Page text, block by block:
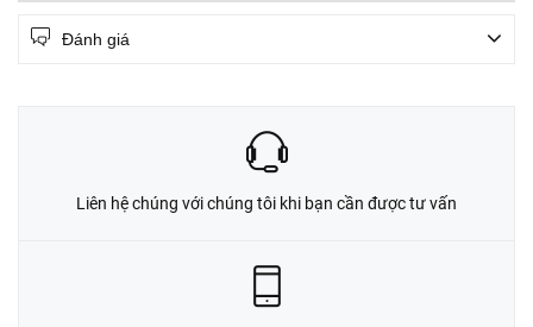
Đánh giá
Liên hệ chúng với chúng tôi khi bạn cần được tư vấn